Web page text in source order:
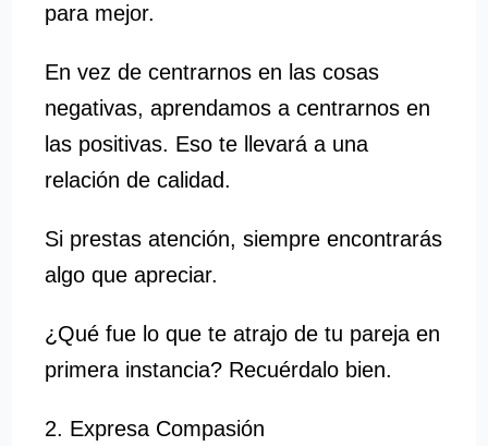
para mejor.
En vez de centrarnos en las cosas
negativas, aprendamos a centrarnos en
las positivas. Eso te llevará a una
relación de calidad.
Si prestas atención, siempre encontrarás
algo que apreciar.
¿Qué fue lo que te atrajo de tu pareja en
primera instancia? Recuérdalo bien.
2. Expresa Compasión